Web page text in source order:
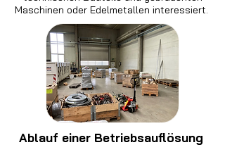
Maschinen oder Edelmetallen interessiert.
Ablauf einer Betriebsauflösung